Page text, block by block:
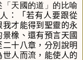
天國的道」的比喻
：「若有人要跟從
才能得到聖靈的永
橡、還有預言天國
十八章，分別說明
人而流，能使人的